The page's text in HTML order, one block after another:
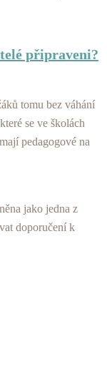
připraveni?
tomu bez váhání
se ve školách
pedagogové na
jako jedna z
doporučení k